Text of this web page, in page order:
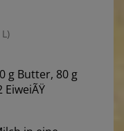
g Butter, 80 g
EiweiÃŸ